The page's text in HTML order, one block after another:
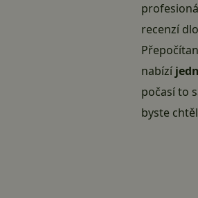
recenzí
nabízí
počasí to
byste